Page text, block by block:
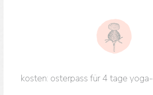
kosten: osterpass für 4 tage